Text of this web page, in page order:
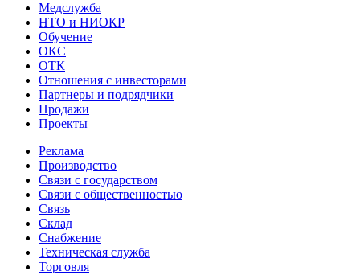
Медслужба
НТО и НИОКР
Обучение
ОКС
ОТК
Отношения с инвесторами
Партнеры и подрядчики
Продажи
Проекты
Реклама
Производство
Связи с государством
Связи с общественностью
Связь
Склад
Снабжение
Техническая служба
Торговля